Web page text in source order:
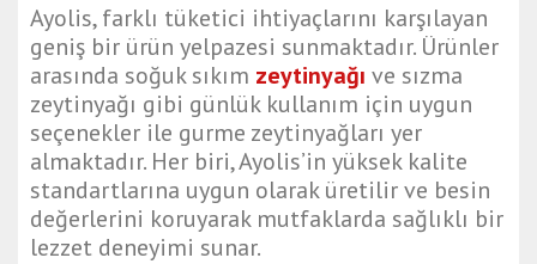
Ayolis, farklı tüketici ihtiyaçlarını karşılayan
geniş bir ürün yelpazesi sunmaktadır. Ürünler
arasında soğuk sıkım zeytinyağı ve sızma
zeytinyağı gibi günlük kullanım için uygun
seçenekler ile gurme zeytinyağları yer
almaktadır. Her biri, Ayolis’in yüksek kalite
standartlarına uygun olarak üretilir ve besin
değerlerini koruyarak mutfaklarda sağlıklı bir
lezzet deneyimi sunar.